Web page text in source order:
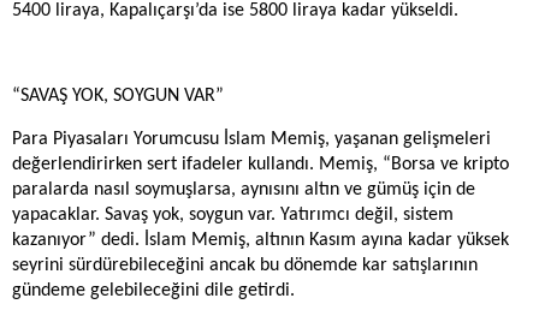
5400 liraya, Kapalıçarşı’da ise 5800 liraya kadar yükseldi.
“SAVAŞ YOK, SOYGUN VAR”
Para Piyasaları Yorumcusu İslam Memiş, yaşanan gelişmeleri
değerlendirirken sert ifadeler kullandı. Memiş, “Borsa ve kripto
paralarda nasıl soymuşlarsa, aynısını altın ve gümüş için de
yapacaklar. Savaş yok, soygun var. Yatırımcı değil, sistem
kazanıyor” dedi. İslam Memiş, altının Kasım ayına kadar yüksek
seyrini sürdürebileceğini ancak bu dönemde kar satışlarının
gündeme gelebileceğini dile getirdi.